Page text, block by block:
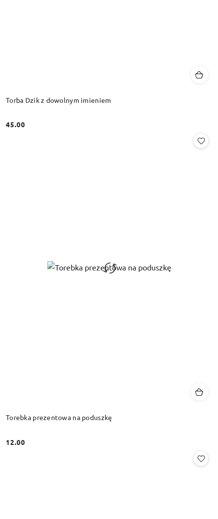
Torba Dzik z dowolnym imieniem
Cena:
45.00
Torebka prezentowa na poduszkę
Cena:
12.00